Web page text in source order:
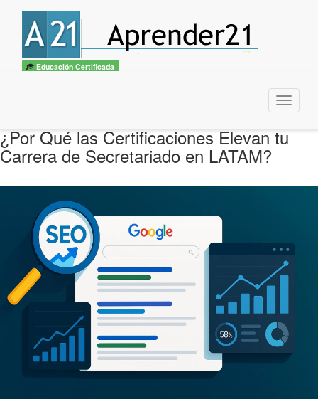
Educación Certificada
Menu
¿Por Qué las Certificaciones Elevan tu
Carrera de Secretariado en LATAM?